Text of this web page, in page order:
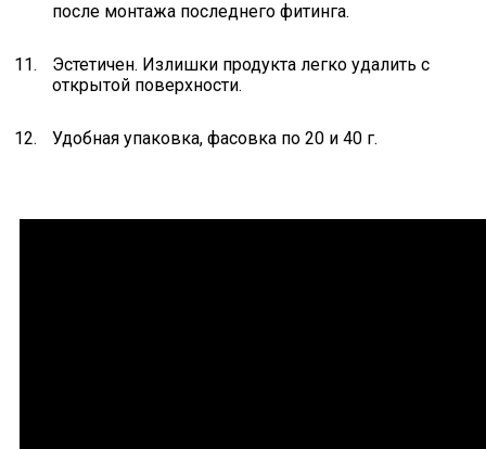
после монтажа последнего фитинга.
Эстетичен. Излишки продукта легко удалить с
открытой поверхности.
Удобная упаковка, фасовка по 20 и 40 г.